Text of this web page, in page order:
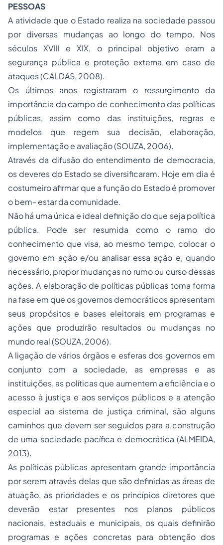
PESSOAS
A atividade que o Estado realiza na sociedade passou
por diversas mudanças ao longo do tempo. Nos
séculos XVIII e XIX, o principal objetivo eram a
segurança pública e proteção externa em caso de
ataques (CALDAS, 2008).
Os últimos anos registraram o ressurgimento da
importância do campo de conhecimento das políticas
públicas, assim como das instituições, regras e
modelos que regem sua decisão, elaboração,
implementação e avaliação (SOUZA, 2006).
Através da difusão do entendimento de democracia,
os deveres do Estado se diversificaram. Hoje em dia é
costumeiro afirmar que a função do Estado é promover
o bem- estar da comunidade.
Não há uma única e ideal definição do que seja política
pública. Pode ser resumida como o ramo do
conhecimento que visa, ao mesmo tempo, colocar o
governo em ação e/ou analisar essa ação e, quando
necessário, propor mudanças no rumo ou curso dessas
ações. A elaboração de políticas públicas toma forma
na fase em que os governos democráticos apresentam
seus propósitos e bases eleitorais em programas e
ações que produzirão resultados ou mudanças no
mundo real (SOUZA, 2006).
A ligação de vários órgãos e esferas dos governos em
conjunto com a sociedade, as empresas e as
instituições, as políticas que aumentem a eficiência e o
acesso à justiça e aos serviços públicos e a atenção
especial ao sistema de justiça criminal, são alguns
caminhos que devem ser seguidos para a construção
de uma sociedade pacífica e democrática (ALMEIDA,
2013).
As políticas públicas apresentam grande importância
por serem através delas que são definidas as áreas de
atuação, as prioridades e os princípios diretores que
deverão estar presentes nos planos públicos
nacionais, estaduais e municipais, os quais definirão
programas e ações concretas para obtenção dos